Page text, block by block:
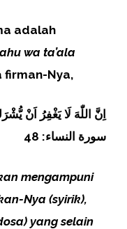
adalah
wa ta’ala
firman-Nya,
اِنَّ اللّٰهَ لَا يَغْفِرُ اَنْ
سورة النساء: 48
mengampuni
Nya (syirik),
yang selain